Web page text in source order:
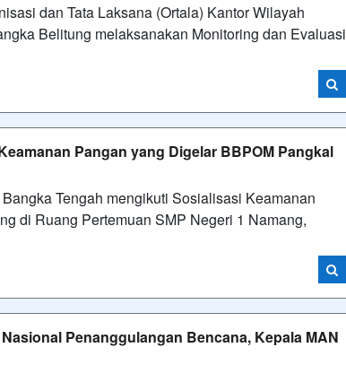
dan Tata Laksana (Ortala) Kantor Wilayah
Belitung melaksanakan Monitoring dan Evaluasi
Pangan yang Digelar BBPOM Pangkal
Tengah mengikuti Sosialisasi Keamanan
di Ruang Pertemuan SMP Negeri 1 Namang,
Penanggulangan Bencana, Kepala MAN